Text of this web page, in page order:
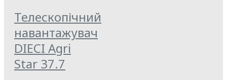
Телескопічний
навантажувач
DIECI Agri
Star 37.7